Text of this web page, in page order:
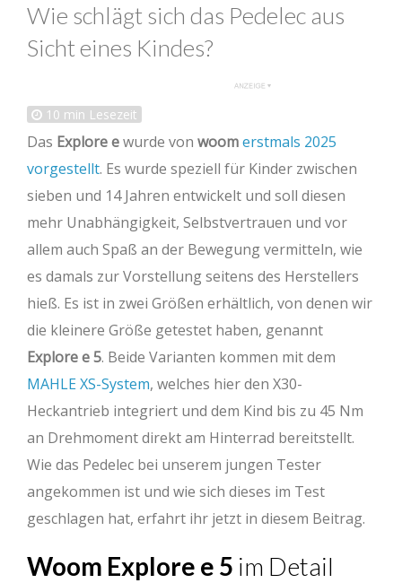
Wie schlägt sich das Pedelec aus
Sicht eines Kindes?
10 min Lesezeit
Das Explore ewurde von woomerstmals 2025
vorgestellt. Es wurde speziell für Kinder zwischen
sieben und 14 Jahren entwickelt und soll diesen
mehr Unabhängigkeit, Selbstvertrauen und vor
allem auch Spaß an der Bewegung vermitteln, wie
es damals zur Vorstellung seitens des Herstellers
hieß. Es ist in zwei Größen erhältlich, von denen wir
die kleinere Größe getestet haben, genannt
Explore e 5. Beide Varianten kommen mit dem
MAHLE XS-System, welches hier den X30-
Heckantrieb integriert und dem Kind bis zu 45 Nm
an Drehmoment direkt am Hinterrad bereitstellt.
Wie das Pedelec bei unserem jungen Tester
angekommen ist und wie sich dieses im Test
geschlagen hat, erfahrt ihr jetzt in diesem Beitrag.
Woom Explore e 5 im Detail